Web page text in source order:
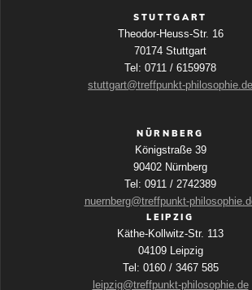
STUTTGART
Theodor-Heuss-Str. 16
70174 Stuttgart
Tel: 0711 / 6159978
stuttgart@treffpunkt-philosophie.de
NÜRNBERG
Königstraße 39
90402 Nürnberg
Tel: 0911 / 2742389
nuernberg@treffpunkt-
LEIPZIG
Käthe-Kollwitz-Str. 113
04109 Leipzig
Tel: 0160 / 3467 585
leipzig@treffpunkt-philosophie.de